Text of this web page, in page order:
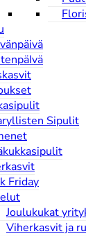
Sipulit
Friday
Joulukukat
Viherkasvit ja